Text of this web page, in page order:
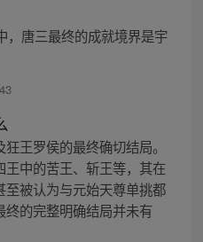
，唐三最终的成就境界是宇
王罗侯的最终确切结局。
中的苦王、斩王等，其在
被认为与元始天尊单挑都
的完整明确结局并未有